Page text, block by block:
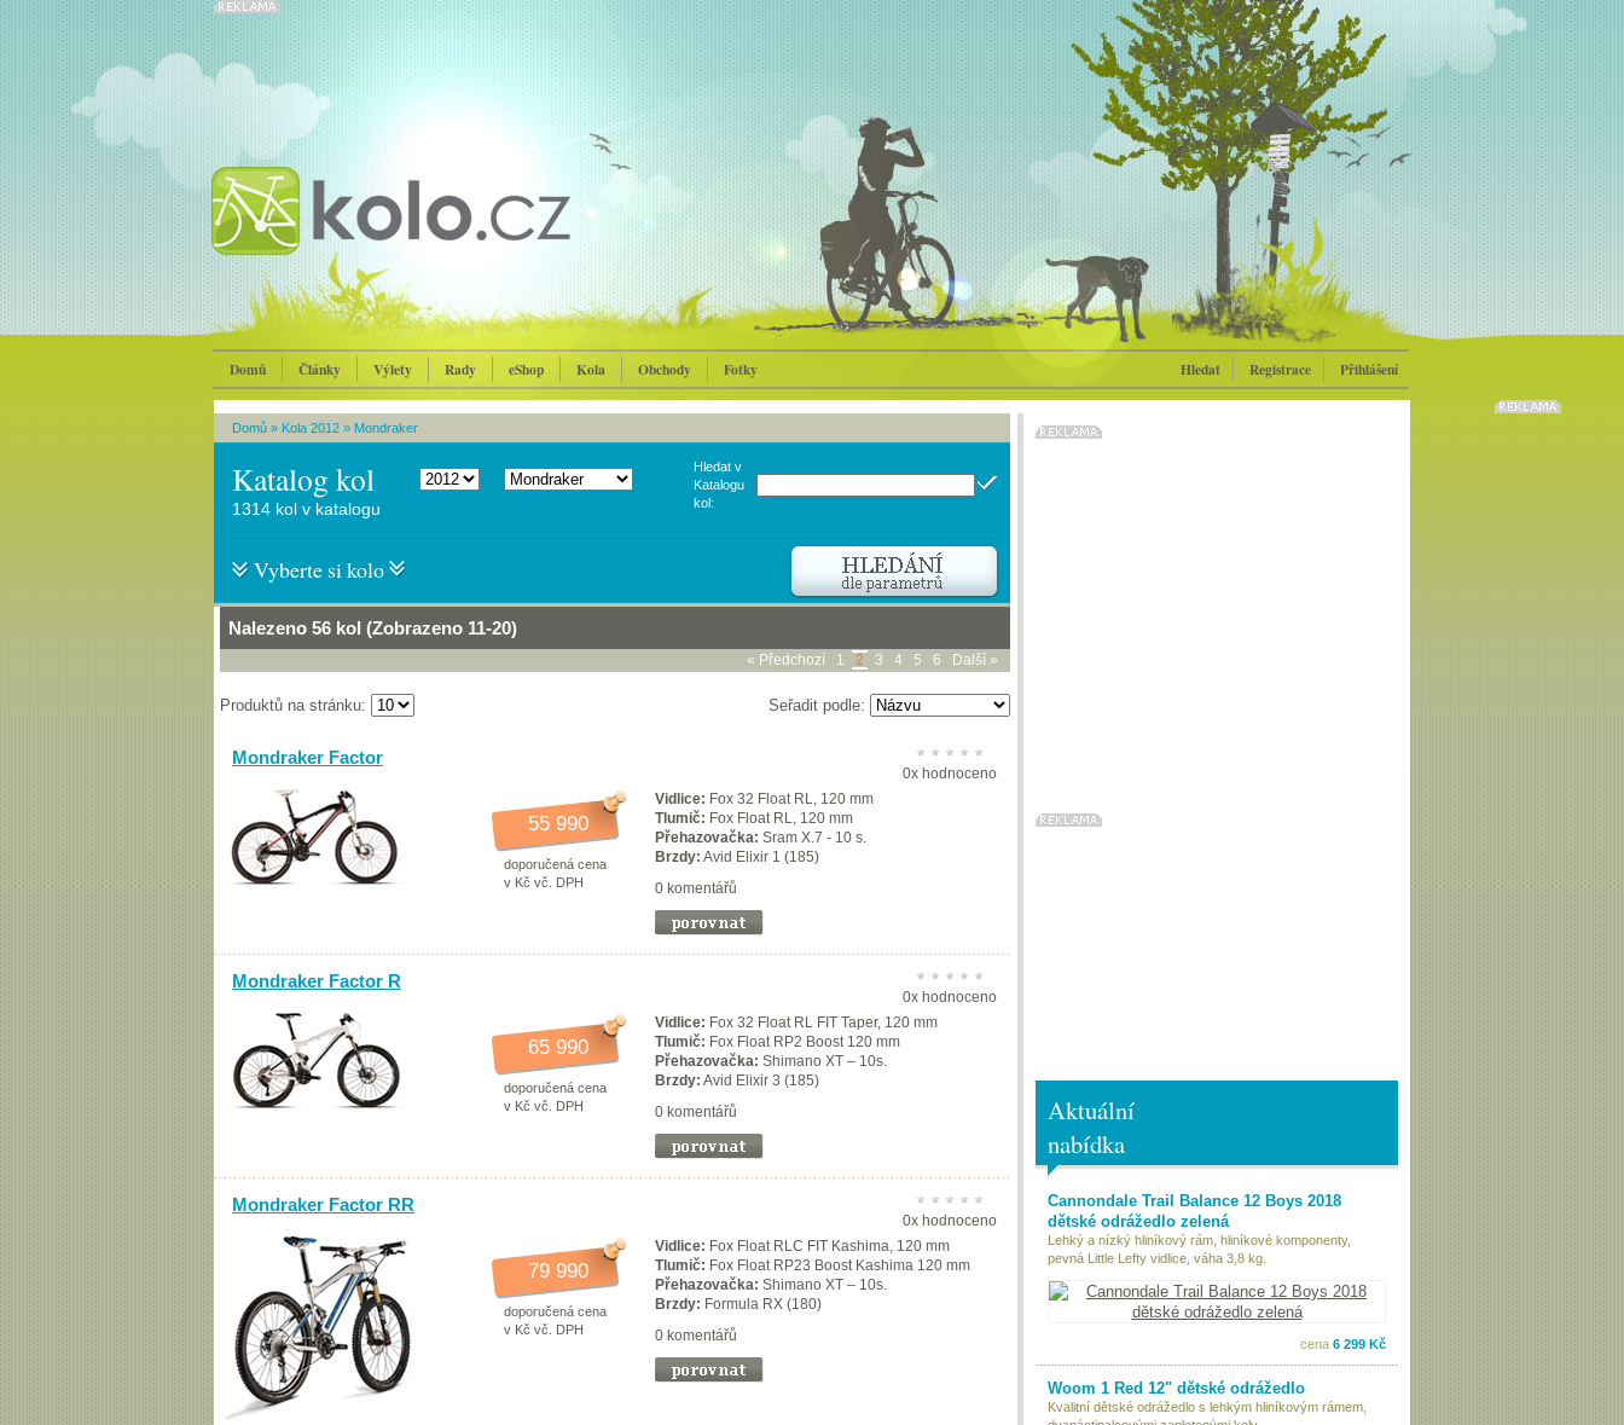
Domů Články Výlety Rady eShop Kola Obchody Fotky Hledat Registrace Přihlášení
Domů » Kola 2012 » Mondraker
Katalog kol
Hledat v
Katalogu
kol:
1314 kol v katalogu
Vyberte si kolo
Nalezeno 56 kol (Zobrazeno 11-20)
« Předchozí 1 2 3 4 5 6 Další »
Produktů na stránku: Seřadit podle:
Mondraker Factor
0x hodnoceno
55 990
doporučená cena
v Kč vč. DPH
Vidlice: Fox 32 Float RL, 120 mm
Tlumič: Fox Float RL, 120 mm
Přehazovačka: Sram X.7 - 10 s.
Brzdy: Avid Elixir 1 (185)
0 komentářů
Mondraker Factor R
0x hodnoceno
65 990
doporučená cena
v Kč vč. DPH
Vidlice: Fox 32 Float RL FIT Taper, 120 mm
Tlumič: Fox Float RP2 Boost 120 mm
Přehazovačka: Shimano XT – 10s.
Brzdy: Avid Elixir 3 (185)
0 komentářů
Mondraker Factor RR
0x hodnoceno
79 990
doporučená cena
v Kč vč. DPH
Vidlice: Fox Float RLC FIT Kashima, 120 mm
Tlumič: Fox Float RP23 Boost Kashima 120 mm
Přehazovačka: Shimano XT – 10s.
Brzdy: Formula RX (180)
0 komentářů
Aktuální
nabídka
Cannondale Trail Balance 12 Boys 2018
dětské odrážedlo zelená
Lehký a nízký hliníkový rám, hliníkové komponenty,
pevná Little Lefty vidlice, váha 3,8 kg.
cena 6 299 Kč
Woom 1 Red 12" dětské odrážedlo
Kvalitní dětské odrážedlo s lehkým hliníkovým rámem,